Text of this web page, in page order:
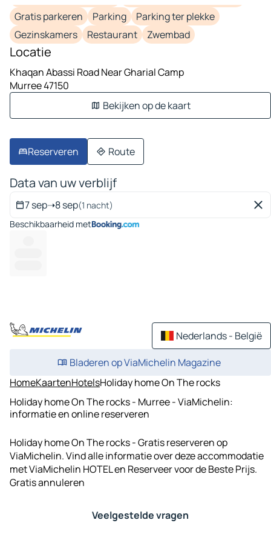
Gratis parkeren
Parking
Parking ter plekke
Gezinskamers
Restaurant Zwembad
Locatie
Khaqan Abassi Road Near Gharial Camp
Murree 47150
Bekijken op de kaart
Reserveren Route
Data van uw verblijf
7 sep➝8 sep(1 nacht)
Beschikbaarheid met
Nederlands - België
Bladeren op ViaMichelin Magazine
HomeKaartenHotelsHoliday home On The rocks
Holiday home On The rocks - Murree - ViaMichelin:
informatie en online reserveren
Holiday home On The rocks - Gratis reserveren op
ViaMichelin. Vind alle informatie over deze accommodatie
met ViaMichelin HOTEL en Reserveer voor de Beste Prijs.
Gratis annuleren
Veelgestelde vragen